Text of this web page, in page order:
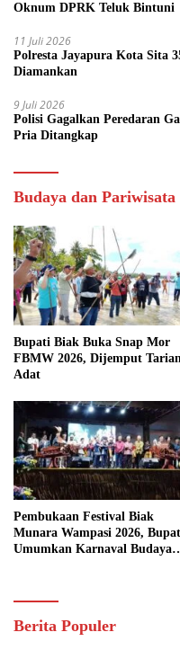
Oknum DPRK Teluk Bintuni
11 Juli 2026
Polresta Jayapura Kota Sita
Diamankan
9 Juli 2026
Polisi Gagalkan Peredaran
Pria Ditangkap
Budaya dan Pariwisata
Bupati Biak Buka Snap Mor
FBMW 2026, Dijemput Tarian
Adat
Pembukaan Festival Biak
Munara Wampasi 2026,
Umumkan Karnaval Budaya
Berita Populer